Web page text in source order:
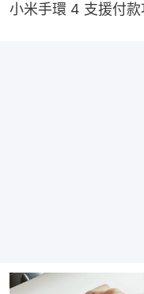
小米手環 4 支援付款